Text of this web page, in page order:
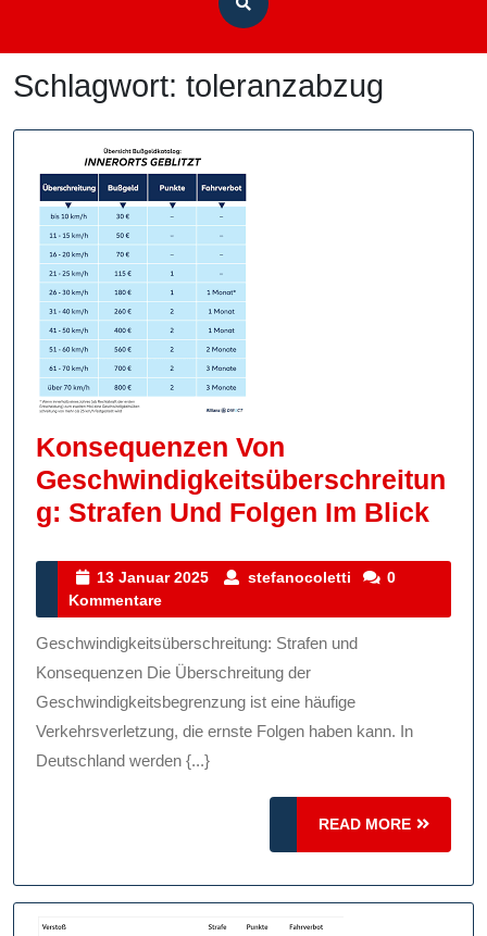
Schlagwort: toleranzabzug
Konsequenzen Von
Geschwindigkeitsüberschreitun
G: Strafen Und Folgen Im Blick
13 Januar 2025
13
2025
stefanocoletti stefanocoletti
0
Kommentare
Geschwindigkeitsüberschreitung: Strafen und
Konsequenzen Die Überschreitung der
Geschwindigkeitsbegrenzung ist eine häufige
Verkehrsverletzung, die ernste Folgen haben kann. In
Deutschland werden {...}
READ MORE
READ
MORE